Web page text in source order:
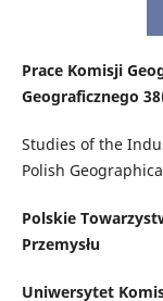
Prace Komisji
Geograficznego
Studies of the
Polish
Polskie
Przemysłu
Uniwersytet